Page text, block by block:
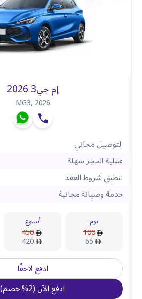
إم جي3 2026
MG3,2026
التوصيل مجاني
عملية الحجز سهلة
تنطبق شروط العقد
خدمة وصيانة مجانية
يوم
100
65
أسبوع
450
420
ادفع لاحقًا
ادفع الآن(
2
%خصم)